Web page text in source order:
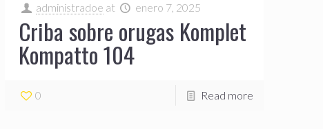
administradoe at enero 7, 2025
Criba sobre orugas Komplet
Kompatto 104
0 Read more